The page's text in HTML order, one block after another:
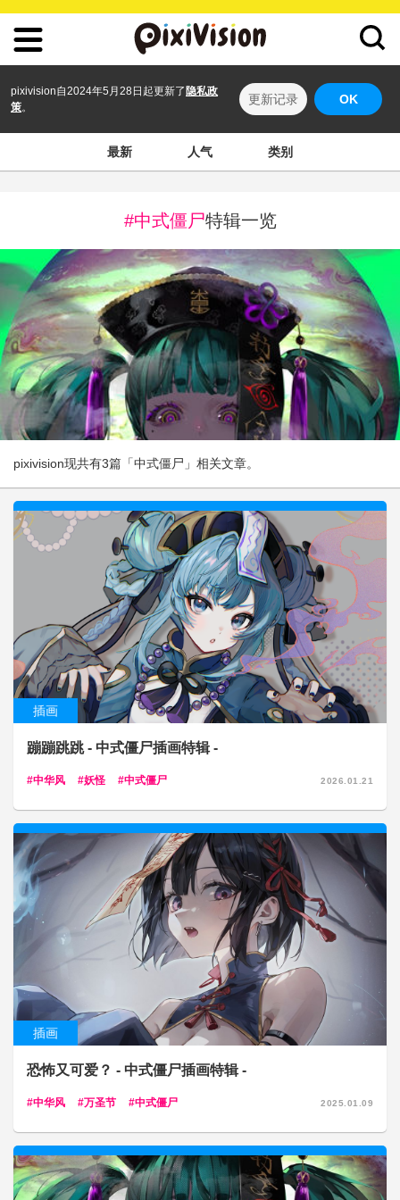
pixivision自2024年5月28日起更新了 隐私政
策。
更新记录 OK
最新 人气 类别
#中式僵尸特辑一览
pixivision现共有3篇「中式僵尸」相关文章。
插画
蹦蹦跳跳 - 中式僵尸插画特辑 -
中华风 妖怪 中式僵尸 2026.01.21
插画
恐怖又可爱？ - 中式僵尸插画特辑 -
中华风 万圣节 中式僵尸 2025.01.09